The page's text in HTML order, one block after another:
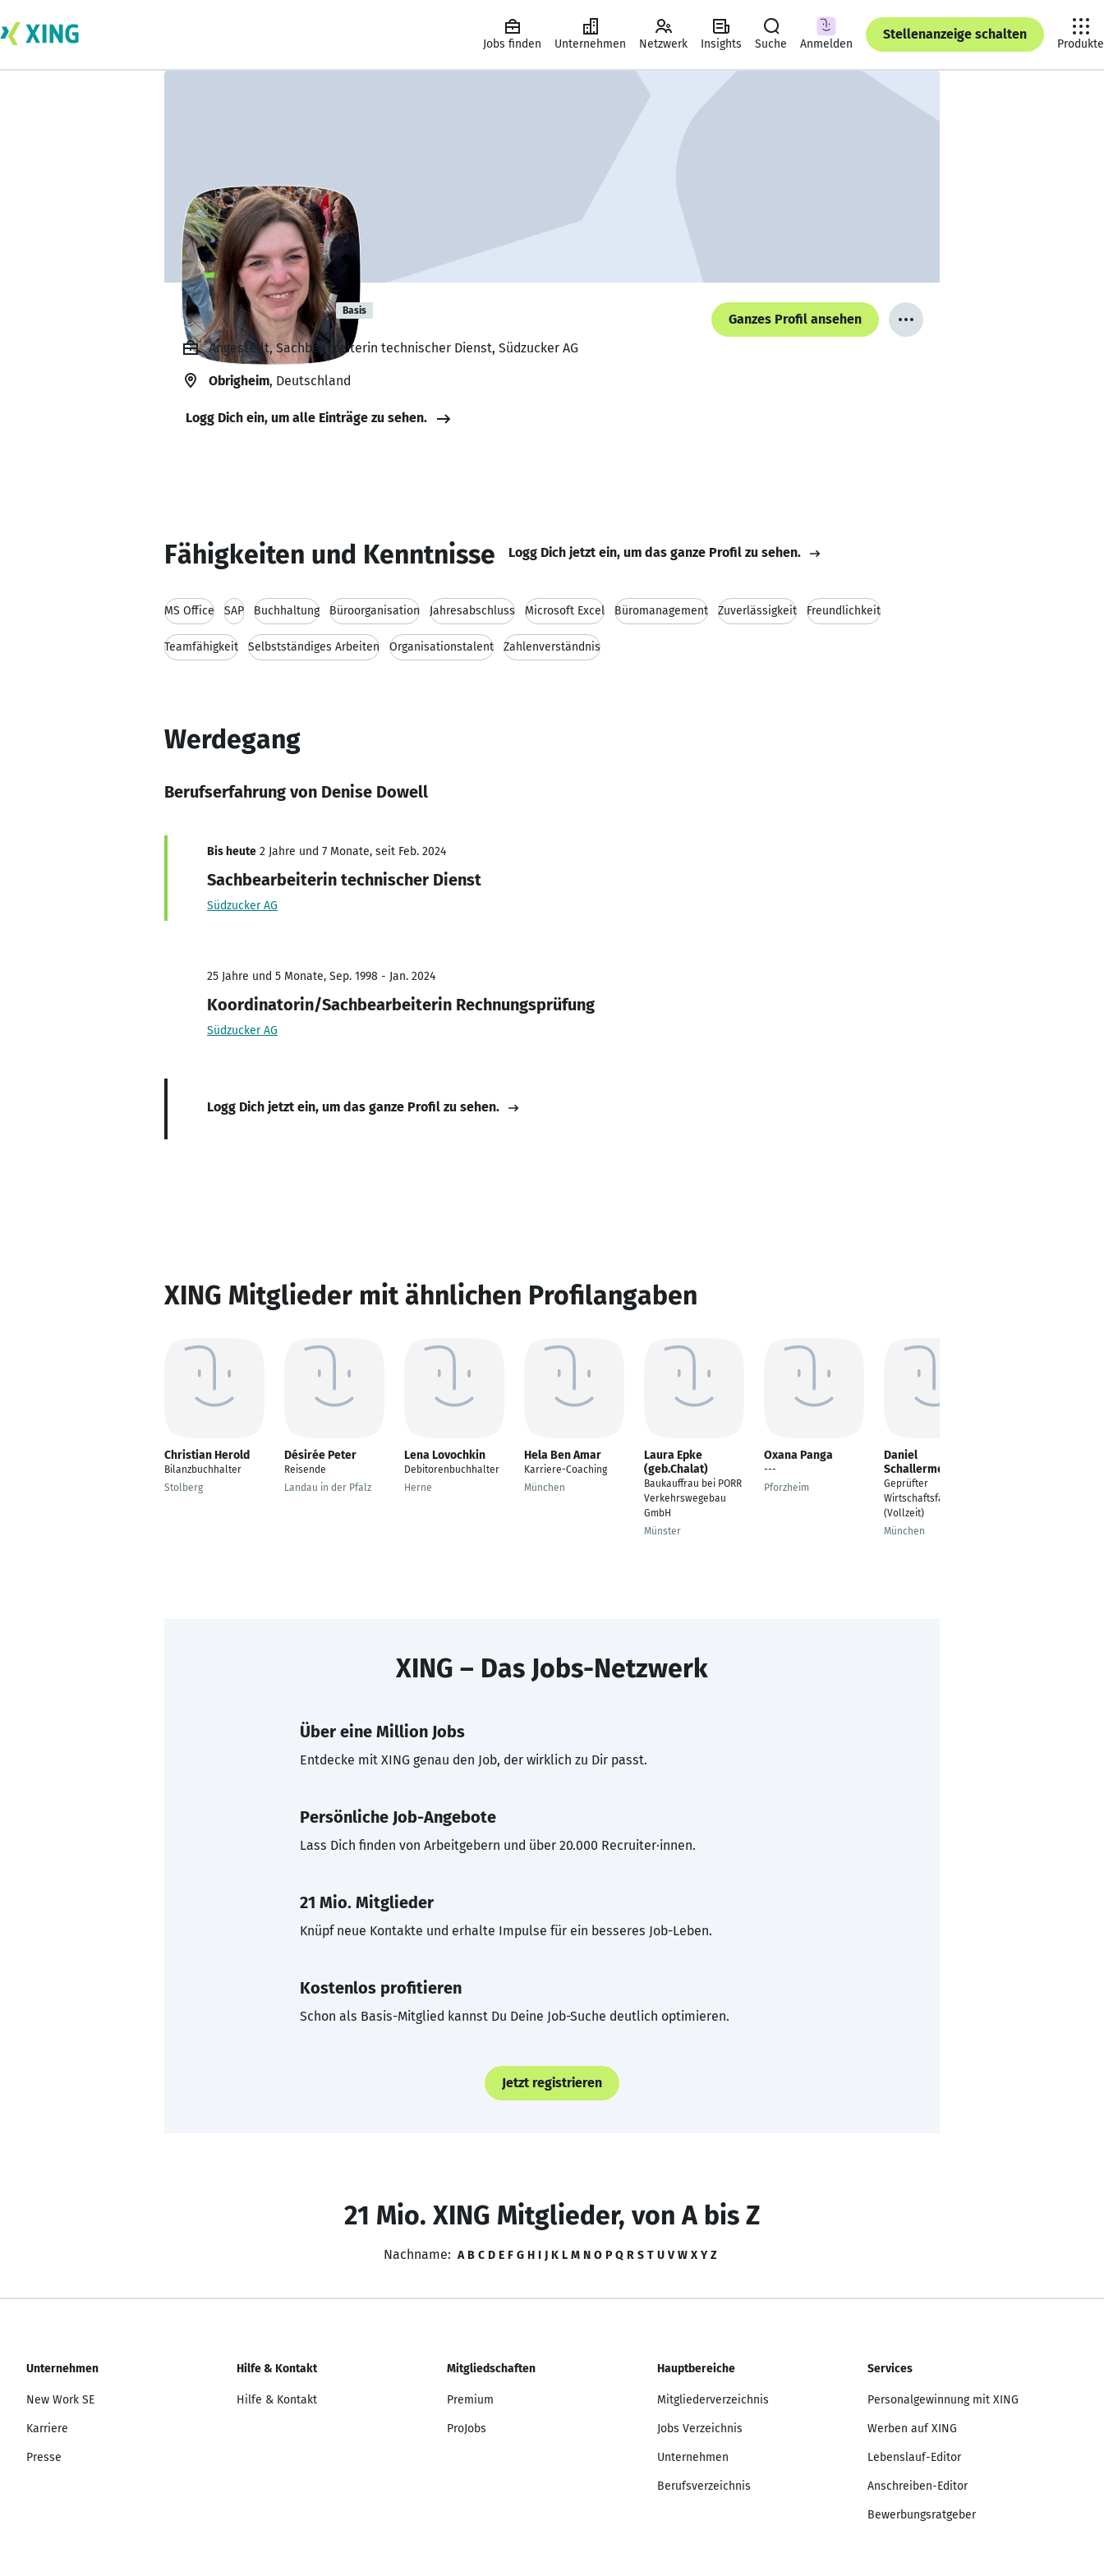
Jobs finden Unternehmen Netzwerk Insights Suche Anmelden
Stellenanzeige schalten
Produkte
Denise Dowell Basis
Ganzes Profil ansehen
Angestellt, Sachbearbeiterin technischer Dienst, Südzucker AG
Obrigheim, Deutschland
Logg Dich ein, um alle Einträge zu sehen.
Fähigkeiten und Kenntnisse Logg Dich jetzt ein, um das ganze Profil zu sehen.
MS Office SAP Buchhaltung Büroorganisation Jahresabschluss Microsoft Excel Büromanagement Zuverlässigkeit Freundlichkeit
Teamfähigkeit Selbstständiges Arbeiten Organisationstalent Zahlenverständnis
Werdegang
Berufserfahrung von Denise Dowell
Bis heute 2 Jahre und 7 Monate, seit Feb. 2024
Sachbearbeiterin technischer Dienst
Südzucker AG
25 Jahre und 5 Monate, Sep. 1998 - Jan. 2024
Koordinatorin/Sachbearbeiterin Rechnungsprüfung
Südzucker AG
Logg Dich jetzt ein, um das ganze Profil zu sehen.
XING Mitglieder mit ähnlichen Profilangaben
Christian Herold
Bilanzbuchhalter
Stolberg
Désirée Peter
Reisende
Landau in der Pfalz
Lena Lovochkin
Debitorenbuchhalter
Herne
Hela Ben Amar
Karriere-Coaching
München
Laura Epke
(geb.Chalat)
Baukauffrau bei PORR
Verkehrswegebau
GmbH
Münster
Oxana Panga
---
Pforzheim
Daniel
Schallermeir
Geprüfter
Wirtschaftsfachwirt
(Vollzeit)
München
XING – Das Jobs-Netzwerk
Über eine Million Jobs
Entdecke mit XING genau den Job, der wirklich zu Dir passt.
Persönliche Job-Angebote
Lass Dich finden von Arbeitgebern und über 20.000 Recruiter·innen.
21 Mio. Mitglieder
Knüpf neue Kontakte und erhalte Impulse für ein besseres Job-Leben.
Kostenlos profitieren
Schon als Basis-Mitglied kannst Du Deine Job-Suche deutlich optimieren.
Jetzt registrieren
21 Mio. XING Mitglieder, von A bis Z
Nachname: A B C D E F G H I J K L M N O P Q R S T U V W X Y Z
Unternehmen
New Work SE
Karriere
Presse
Hilfe & Kontakt
Hilfe & Kontakt
Mitgliedschaften
Premium
ProJobs
Hauptbereiche
Mitgliederverzeichnis
Jobs Verzeichnis
Unternehmen
Berufsverzeichnis
Services
Personalgewinnung mit XING
Werben auf XING
Lebenslauf-Editor
Anschreiben-Editor
Bewerbungsratgeber